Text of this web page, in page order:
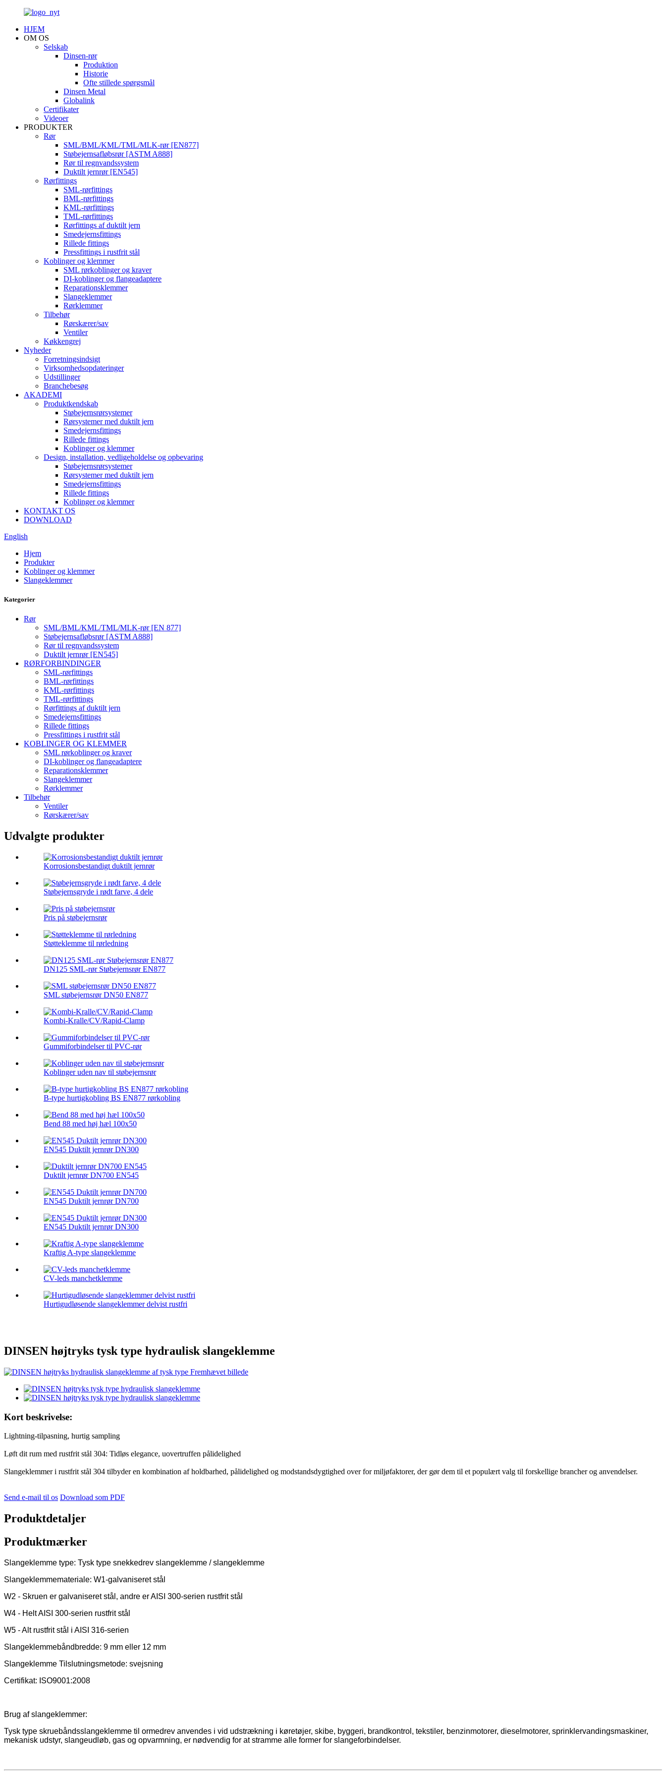
HJEM
OM OS
Selskab
Dinsen-rør
Produktion
Historie
Ofte stillede spørgsmål
Dinsen Metal
Globalink
Certifikater
Videoer
PRODUKTER
Rør
SML/BML/KML/TML/MLK-rør [EN877]
Støbejernsafløbsrør [ASTM A888]
Rør til regnvandssystem
Duktilt jernrør [EN545]
Rørfittings
SML-rørfittings
BML-rørfittings
KML-rørfittings
TML-rørfittings
Rørfittings af duktilt jern
Smedejernsfittings
Rillede fittings
Pressfittings i rustfrit stål
Koblinger og klemmer
SML rørkoblinger og kraver
DI-koblinger og flangeadaptere
Reparationsklemmer
Slangeklemmer
Rørklemmer
Tilbehør
Rørskærer/sav
Ventiler
Køkkengrej
Nyheder
Forretningsindsigt
Virksomhedsopdateringer
Udstillinger
Branchebesøg
AKADEMI
Produktkendskab
Støbejernsrørsystemer
Rørsystemer med duktilt jern
Smedejernsfittings
Rillede fittings
Koblinger og klemmer
Design, installation, vedligeholdelse og opbevaring
Støbejernsrørsystemer
Rørsystemer med duktilt jern
Smedejernsfittings
Rillede fittings
Koblinger og klemmer
KONTAKT OS
DOWNLOAD
English
Hjem
Produkter
Koblinger og klemmer
Slangeklemmer
Kategorier
Rør
SML/BML/KML/TML/MLK-rør [EN 877]
Støbejernsafløbsrør [ASTM A888]
Rør til regnvandssystem
Duktilt jernrør [EN545]
RØRFORBINDINGER
SML-rørfittings
BML-rørfittings
KML-rørfittings
TML-rørfittings
Rørfittings af duktilt jern
Smedejernsfittings
Rillede fittings
Pressfittings i rustfrit stål
KOBLINGER OG KLEMMER
SML rørkoblinger og kraver
DI-koblinger og flangeadaptere
Reparationsklemmer
Slangeklemmer
Rørklemmer
Tilbehør
Ventiler
Rørskærer/sav
Udvalgte produkter
Korrosionsbestandigt duktilt jernrør
Støbejernsgryde i rødt farve, 4 dele
Pris på støbejernsrør
Støtteklemme til rørledning
DN125 SML-rør Støbejernsrør EN877
SML støbejernsrør DN50 EN877
Kombi-Kralle/CV/Rapid-Clamp
Gummiforbindelser til PVC-rør
Koblinger uden nav til støbejernsrør
B-type hurtigkobling BS EN877 rørkobling
Bend 88 med høj hæl 100x50
EN545 Duktilt jernrør DN300
Duktilt jernrør DN700 EN545
EN545 Duktilt jernrør DN700
EN545 Duktilt jernrør DN300
Kraftig A-type slangeklemme
CV-leds manchetklemme
Hurtigudløsende slangeklemmer delvist rustfri
DINSEN højtryks tysk type hydraulisk slangeklemme
Kort beskrivelse:
Lightning-tilpasning, hurtig sampling
Løft dit rum med rustfrit stål 304: Tidløs elegance, uovertruffen pålidelighed
Slangeklemmer i rustfrit stål 304 tilbyder en kombination af holdbarhed, pålidelighed og modstandsdygtighed over for miljøfaktorer, der gør dem til et populært valg til forskellige brancher og anvendelser.
Send e-mail til os Download som PDF
Produktdetaljer
Produktmærker
Slangeklemme type: Tysk type snekkedrev slangeklemme / slangeklemme
Slangeklemmemateriale: W1-galvaniseret stål
W2 - Skruen er galvaniseret stål, andre er AISI 300-serien rustfrit stål
W4 - Helt AISI 300-serien rustfrit stål
W5 - Alt rustfrit stål i AISI 316-serien
Slangeklemmebåndbredde: 9 mm eller 12 mm
Slangeklemme Tilslutningsmetode: svejsning
Certifikat: ISO9001:2008
Brug af slangeklemmer:
Tysk type skruebåndsslangeklemme til ormedrev anvendes i vid udstrækning i køretøjer, skibe, byggeri, brandkontrol, tekstiler, benzinmotorer, dieselmotorer, sprinklervandingsmaskiner,
mekanisk udstyr, slangeudløb, gas og opvarmning, er nødvendig for at stramme alle former for slangeforbindelser.